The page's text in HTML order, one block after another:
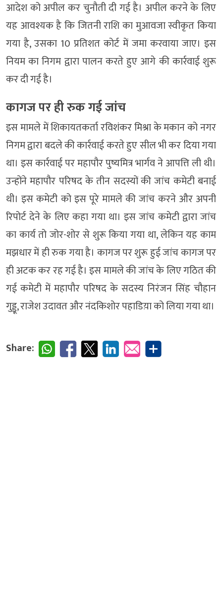
आदेश को अपील कर चुनौती दी गई है। अपील करने के लिए
यह आवश्यक है कि जितनी राशि का मुआवजा स्वीकृत किया
गया है, उसका 10 प्रतिशत कोर्ट में जमा करवाया जाए। इस
नियम का निगम द्वारा पालन करते हुए आगे की कार्रवाई शुरू
कर दी गई है।
कागज पर ही रुक गई जांच
इस मामले में शिकायतकर्ता रविशंकर मिश्रा के मकान को नगर
निगम द्वारा बदले की कार्रवाई करते हुए सील भी कर दिया गया
था। इस कार्रवाई पर महापौर पुष्यमित्र भार्गव ने आपत्ति ली थी।
उन्होंने महापौर परिषद के तीन सदस्यों की जांच कमेटी बनाई
थी। इस कमेटी को इस पूरे मामले की जांच करने और अपनी
रिपोर्ट देने के लिए कहा गया था। इस जांच कमेटी द्वारा जांच
का कार्य तो जोर-शोर से शुरू किया गया था, लेकिन यह काम
मझधार में ही रुक गया है। कागज पर शुरू हुई जांच कागज पर
ही अटक कर रह गई है। इस मामले की जांच के लिए गठित की
गई कमेटी में महापौर परिषद के सदस्य निरंजन सिंह चौहान
गुड्डू, राजेश उदावत और नंदकिशोर पहाडिय़ा को लिया गया था।
Share: